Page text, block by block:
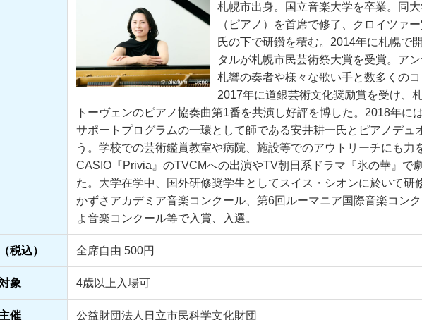
札幌市出身。国立音楽大学を卒業。同
（ピアノ）を首席で修了、クロイツァ
氏の下で研鑽を積む。2014年に札幌で
タルが札幌市民芸術祭大賞を受賞。ア
札響の奏者や様々な歌い手と数多くのコ
2017年に道銀芸術文化奨励賞を受け、
トーヴェンのピアノ協奏曲第1番を共演し好評を博した。2018年に
サポートプログラムの一環として師である安井耕一氏とピアノデュ
う。学校での芸術鑑賞教室や病院、施設等でのアウトリーチにも力
CASIO『Privia』のTVCMへの出演やTV朝日系ドラマ『氷の華』で
た。大学在学中、国外研修奨学生としてスイス・シオンに於いて研
かずさアカデミア音楽コンクール、第6回ルーマニア国際音楽コン
よ音楽コンクール等で入賞、入選。
税込） 全席自由 500円
象 4歳以上入場可
催 公益財団法人日立市民科学文化財団